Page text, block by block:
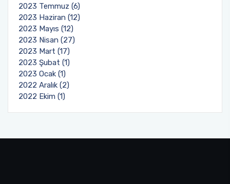
2023 Temmuz (6)
2023 Haziran (12)
2023 Mayıs (12)
2023 Nisan (27)
2023 Mart (17)
2023 Şubat (1)
2023 Ocak (1)
2022 Aralık (2)
2022 Ekim (1)